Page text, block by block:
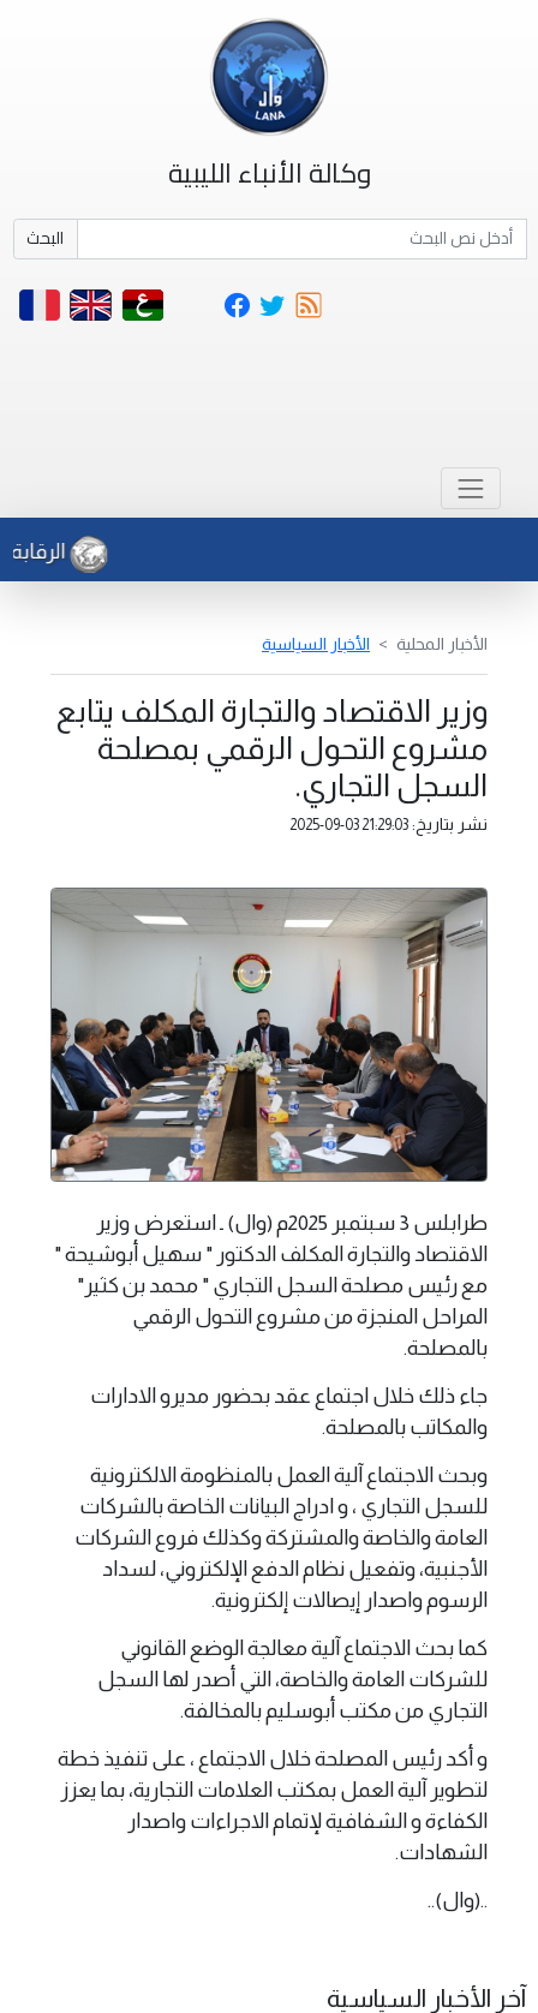
وكالة الأنباء الليبية
البحث
الرقابة
الأخبار المحلية الأخبار السياسية
وزير الاقتصاد والتجارة المكلف يتابع
مشروع التحول الرقمي بمصلحة
السجل التجاري.
نشر بتاريخ: 2025-09-03 21:29:03
طرابلس 3 سبتمبر 2025م (وال) ـ استعرض وزير
الاقتصاد والتجارة المكلف الدكتور " سهيل أبوشيحة "
مع رئيس مصلحة السجل التجاري " محمد بن كثير"
المراحل المنجزة من مشروع التحول الرقمي
بالمصلحة.
جاء ذلك خلال اجتماع عقد بحضور مديرو الادارات
والمكاتب بالمصلحة.
وبحث الاجتماع آلية العمل بالمنظومة الالكترونية
للسجل التجاري ، و ادراج البيانات الخاصة بالشركات
العامة والخاصة والمشتركة وكذلك فروع الشركات
الأجنبية، وتفعيل نظام الدفع الإلكتروني، لسداد
الرسوم واصدار إيصالات إلكترونية.
كما بحث الاجتماع آلية معالجة الوضع القانوني
للشركات العامة والخاصة، التي أصدر لها السجل
التجاري من مكتب أبوسليم بالمخالفة.
و أكد رئيس المصلحة خلال الاجتماع ، على تنفيذ خطة
لتطوير آلية العمل بمكتب العلامات التجارية، بما يعزز
الكفاءة و الشفافية لإتمام الاجراءات واصدار
الشهادات.
..(وال)..
آخر الأخبار السياسية